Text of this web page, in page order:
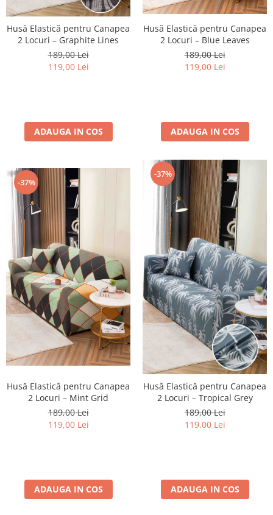
Husă Elastică pentru Canapea
2 Locuri – Graphite Lines
189,00 Lei
119,00 Lei
ADAUGA IN COS
Husă Elastică pentru Canapea
2 Locuri – Blue Leaves
189,00 Lei
119,00 Lei
ADAUGA IN COS
-37%
Husă Elastică pentru Canapea
2 Locuri – Mint Grid
189,00 Lei
119,00 Lei
ADAUGA IN COS
-37%
Husă Elastică pentru Canapea
2 Locuri – Tropical Grey
189,00 Lei
119,00 Lei
ADAUGA IN COS